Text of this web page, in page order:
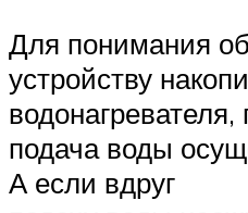
Для понимания
устройству
подача воды
А если вдруг